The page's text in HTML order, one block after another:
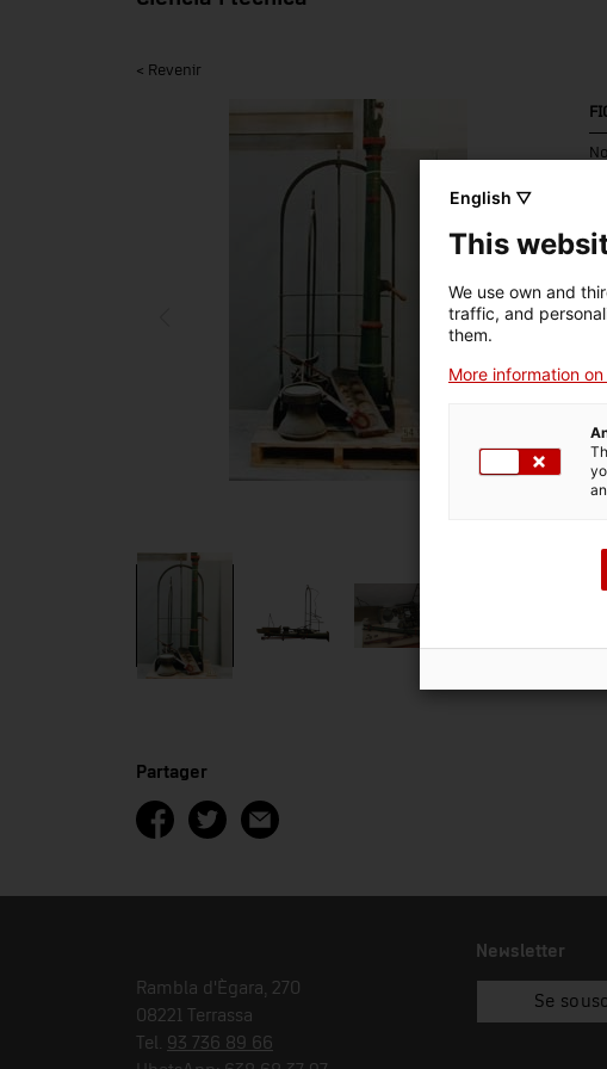
< Revenir
Partager
Rambla d'Ègara, 270
08221 Terrassa
Tel. 93 736 89 66
Newsletter
Se
English ▽
This
We use own and
traffic, and
them.
More information